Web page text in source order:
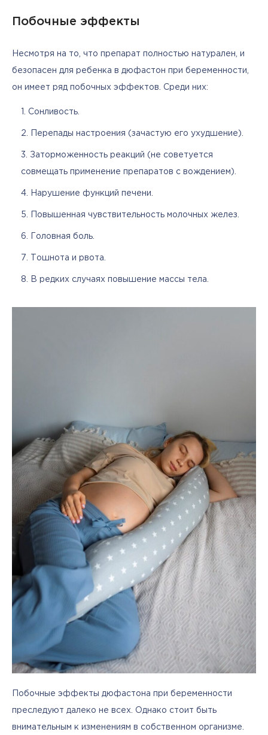
Побочные эффекты
Несмотря на то, что препарат полностью натурален, и
безопасен для ребенка в дюфастон при беременности,
он имеет ряд побочных эффектов. Среди них:
Сонливость.
Перепады настроения (зачастую его ухудшение).
Заторможенность реакций (не советуется
совмещать применение препаратов с вождением).
Нарушение функций печени.
Повышенная чувствительность молочных желез.
Головная боль.
Тошнота и рвота.
В редких случаях повышение массы тела.
Побочные эффекты дюфастона при беременности
преследуют далеко не всех. Однако стоит быть
внимательным к изменениям в собственном организме.